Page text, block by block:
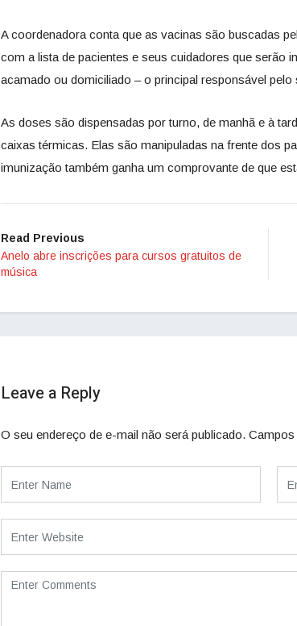
A coordenadora conta que as vacinas são buscadas
com a lista de pacientes e seus cuidadores que serão
acamado ou domiciliado – o principal responsável pelo
As doses são dispensadas por turno, de manhã e à
caixas térmicas. Elas são manipuladas na frente dos
imunização também ganha um comprovante de que
Read Previous
Anelo abre inscrições para cursos gratuitos de
música
Leave a Reply
O seu endereço de e-mail não será publicado.